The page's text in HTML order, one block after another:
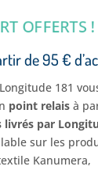
de 95 €
181
point relais à
livrés par
sur les
Kanumera,